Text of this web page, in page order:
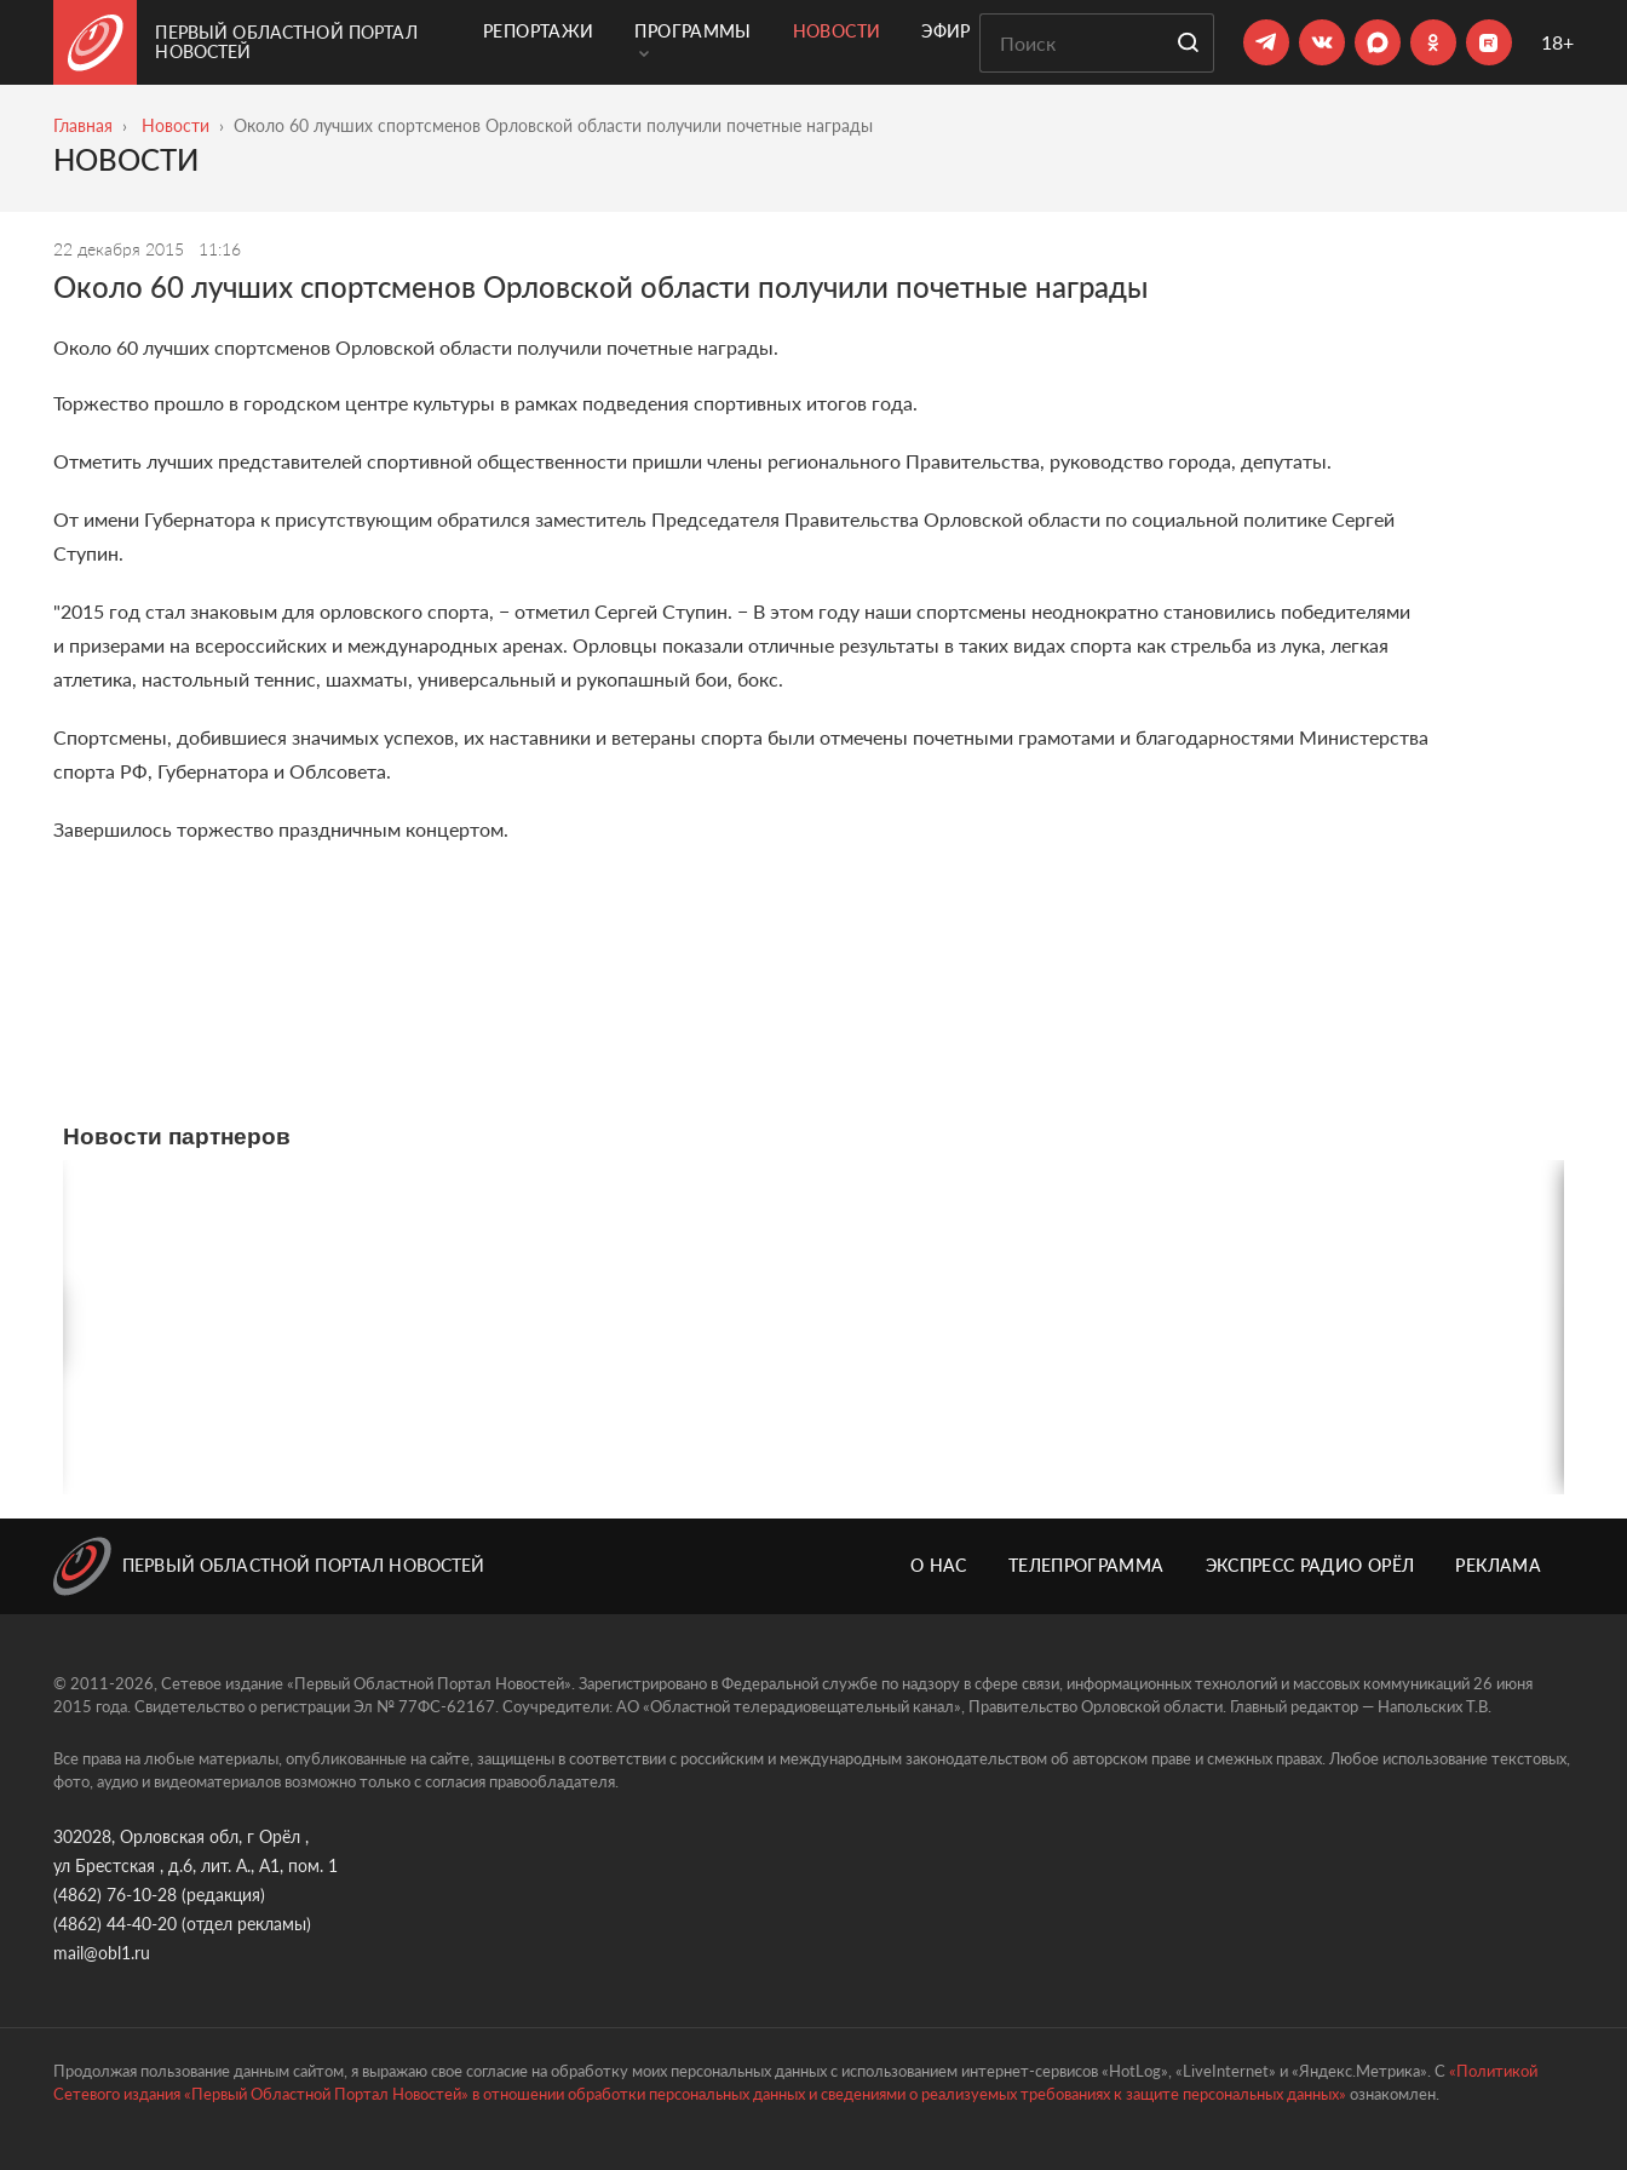
ПЕРВЫЙ ОБЛАСТНОЙ ПОРТАЛ
НОВОСТЕЙ
РЕПОРТАЖИ ПРОГРАММЫ НОВОСТИ ЭФИР 18+
Главная Новости Около 60 лучших спортсменов Орловской области получили почетные награды
НОВОСТИ
22 декабря 2015 11:16
Около 60 лучших спортсменов Орловской области получили почетные награды
Около 60 лучших спортсменов Орловской области получили почетные награды.
Торжество прошло в городском центре культуры в рамках подведения спортивных итогов года.
Отметить лучших представителей спортивной общественности пришли члены регионального Правительства, руководство города, депутаты.
От имени Губернатора к присутствующим обратился заместитель Председателя Правительства Орловской области по социальной политике Сергей
Ступин.
"2015 год стал знаковым для орловского спорта, − отметил Сергей Ступин. − В этом году наши спортсмены неоднократно становились победителями
и призерами на всероссийских и международных аренах. Орловцы показали отличные результаты в таких видах спорта как стрельба из лука, легкая
атлетика, настольный теннис, шахматы, универсальный и рукопашный бои, бокс.
Cпортсмены, добившиеся значимых успехов, их наставники и ветераны спорта были отмечены почетными грамотами и благодарностями Министерства
спорта РФ, Губернатора и Облсовета.
Завершилось торжество праздничным концертом.
Новости партнеров
ПЕРВЫЙ ОБЛАСТНОЙ ПОРТАЛ НОВОСТЕЙ О НАС ТЕЛЕПРОГРАММА ЭКСПРЕСС РАДИО ОРЁЛ РЕКЛАМА
© 2011-2026, Сетевое издание «Первый Областной Портал Новостей». Зарегистрировано в Федеральной службе по надзору в сфере связи, информационных технологий и массовых коммуникаций 26 июня
2015 года. Свидетельство о регистрации Эл № 77ФС-62167. Соучредители: АО «Областной телерадиовещательный канал», Правительство Орловской области. Главный редактор — Напольских Т.В.
Все права на любые материалы, опубликованные на сайте, защищены в соответствии с российским и международным законодательством об авторском праве и смежных правах. Любое использование текстовых,
фото, аудио и видеоматериалов возможно только с согласия правообладателя.
302028, Орловская обл, г Орёл ,
ул Брестская , д.6, лит. А., А1, пом. 1
(4862) 76-10-28 (редакция)
(4862) 44-40-20 (отдел рекламы)
mail@obl1.ru
Продолжая пользование данным сайтом, я выражаю свое согласие на обработку моих персональных данных с использованием интернет-сервисов «HotLog», «LiveInternet» и «Яндекс.Метрика». С«Политикой
Сетевого издания «Первый Областной Портал Новостей» в отношении обработки персональных данных и сведениями о реализуемых требованиях к защите персональных данных»ознакомлен.